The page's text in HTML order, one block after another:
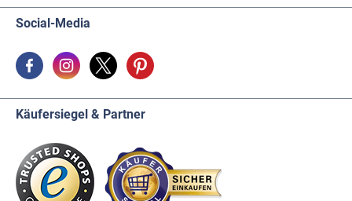
Social-Media
Käufersiegel & Partner